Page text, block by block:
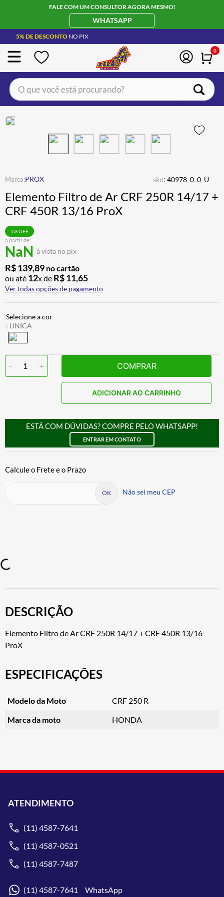
FALE COM UM CONSULTOR AGORA MESMO!
WHATSAPP
5% DE DESCONTO NO PIX
0
O que você está procurando?
PROX sku: 40978_0_0_U
Elemento Filtro de Ar CRF 250R 14/17 +
CRF 450R 13/16 ProX
a partir de:
NaN à vista no pix
5% OFF
R$139,89 no cartão
ou até 12x de R$11,65
Ver todas opções de pagamento
: UNICA
- 1 + COMPRAR
ADICIONAR AO CARRINHO
ESTÁ COM DÚVIDAS? COMPRE PELO WHATSAPP!
ENTRAR EM CONTATO
Não sei meu CEP
DESCRIÇÃO
Elemento Filtro de Ar CRF 250R 14/17 + CRF 450R 13/16
ProX
ESPECIFICAÇÕES
Modelo da Moto CRF 250 R
Marca da moto HONDA
ATENDIMENTO
(11) 4587-7641
(11) 4587-0521
(11) 4587-7487
(11) 4587-7641 WhatsApp
BOTA
4º ÓCULOS SOLAR
5º LUVA
6º BAU
7º
8 º AIROH
9º CALÇA
10º BOTAS